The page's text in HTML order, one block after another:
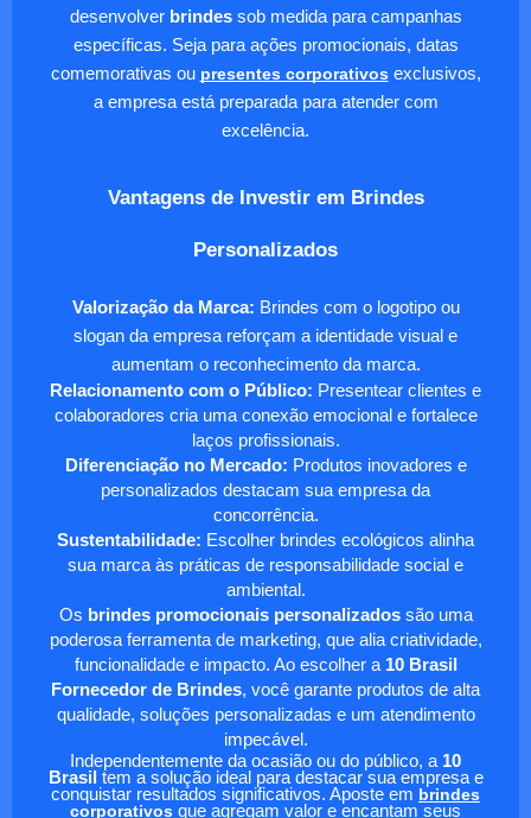
desenvolver brindessob medida para campanhas
específicas. Seja para ações promocionais, datas
comemorativas ou presentes corporativosexclusivos,
a empresa está preparada para atender com
excelência.
Vantagens de Investir em Brindes
Personalizados
Valorização da Marca: Brindes com o logotipo ou
slogan da empresa reforçam a identidade visual e
aumentam o reconhecimento da marca.
Relacionamento com o Público: Presentear clientes e
colaboradores cria uma conexão emocional e fortalece
laços profissionais.
Diferenciação no Mercado: Produtos inovadores e
personalizados destacam sua empresa da
concorrência.
Sustentabilidade: Escolher brindes ecológicos alinha
sua marca às práticas de responsabilidade social e
ambiental.
Os brindes promocionais personalizadossão uma
poderosa ferramenta de marketing, que alia criatividade,
funcionalidade e impacto. Ao escolher a 10 Brasil
Fornecedor de Brindes, você garante produtos de alta
qualidade, soluções personalizadas e um atendimento
impecável.
Independentemente da ocasião ou do público, a 10
Brasil tem a solução ideal para destacar sua empresa e
conquistar resultados significativos. Aposte em brindes
corporativos que agregam valor e encantam seus